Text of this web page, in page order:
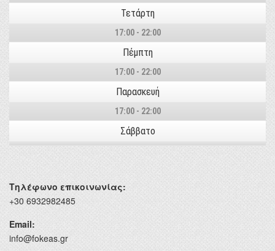
Τετάρτη
17:00 - 22:00
Πέμπτη
17:00 - 22:00
Παρασκευή
17:00 - 22:00
Σάββατο
Τηλέφωνο επικοινωνίας:
+30 6932982485
Email:
info@fokeas.gr